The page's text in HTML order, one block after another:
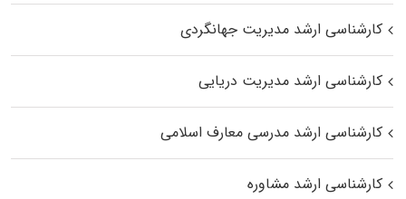
کارشناسی ارشد مدیریت جهانگردی
کارشناسی ارشد مدیریت دریایی
کارشناسی ارشد مدرسی معارف اسلامی
کارشناسی ارشد مشاوره